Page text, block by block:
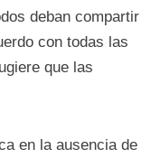
deban compartir
con todas las
que las
en la ausencia de